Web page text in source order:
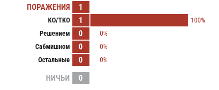
ПОРАЖЕНИЯ 1
KO/TKO 1
100%
Решением
0
0%
Сабмишном
0
0%
Остальные
0 0%
НИЧЬИ
0